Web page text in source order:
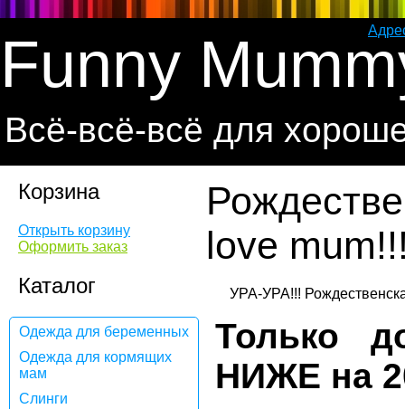
Funny
Всё-всё-всё для
Корзина
Открыть корзину
Оформить заказ
Каталог
Одежда для беременных
Одежда для кормящих
мам
Слинги
love
Только
НИЖЕ на